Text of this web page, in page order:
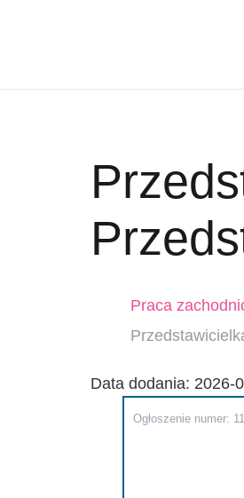
Praca
Data dodania: 2026-
Ogłoszenie numer: